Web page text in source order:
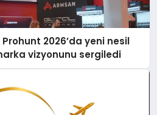
2026’da yeni nesil
vizyonunu sergiledi